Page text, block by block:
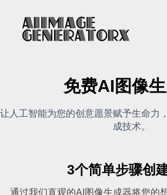
免费AI图像
让人工智能为您的创意愿景赋予生命力
成技术。
3个简单步骤创
通过我们直观的AI图像生成器将您的